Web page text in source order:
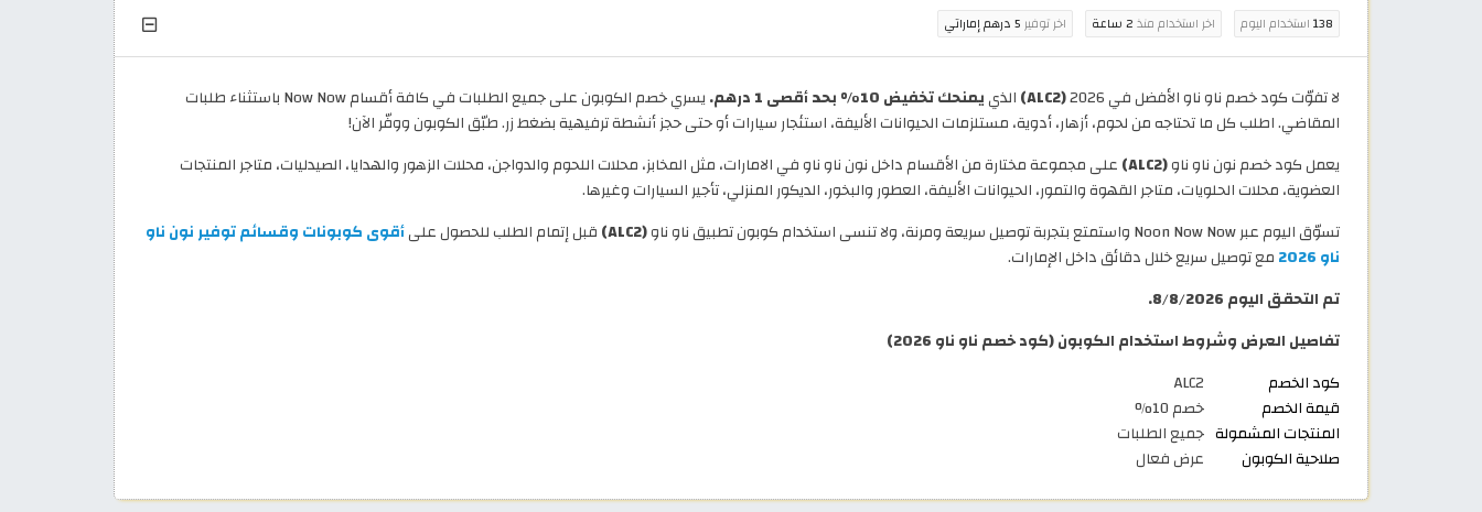
138استخدام اليوم اخر استخدام منذ2 ساعة اخر توفير5 درهم إماراتي
لا تفوّت كود خصم ناو ناو الأفضل في 2026 (ALC2) الذييمنحك تخفيض 10% بحد أقصى 1 درهم.
يسري خصم الكوبون على جميع الطلبات في كافة أقسام Now Now باستثناء طلبات
المقاضي. اطلب كل ما تحتاجه من لحوم، أزهار، أدوية، مستلزمات الحيوانات الأليفة، استئجار سيارات أو حتى حجز أنشطة ترفيهية بضغط زر. طبّق الكوبون ووفّر الآن!
يعمل كود خصم نون ناو ناو(ALC2)
على مجموعة مختارة من الأقسام داخل نون ناو ناو في الامارات، مثل المخابز، محلات اللحوم والدواجن، محلات الزهور والهدايا، الصيدليات، متاجر المنتجات
العضوية، محلات الحلويات، متاجر القهوة والتمور، الحيوانات الأليفة، العطور والبخور، الديكور المنزلي، تأجير السيارات وغيرها.
تسوّق اليوم عبر Noon Now Now واستمتع بتجربة توصيل سريعة ومرنة، ولا تنسى استخدام كوبون تطبيق ناو ناو
(ALC2) قبل إتمام الطلب للحصول علىأقوى كوبونات وقسائم توفير نون ناو
ناو 2026
مع توصيل سريع خلال دقائق داخل الإمارات.
تم التحقق اليوم 8/8/2026.
تفاصيل العرض وشروط استخدام الكوبون (كود خصم ناو ناو 2026)
كود الخصم
ALC2
قيمة الخصم
خصم 10%
المنتجات المشمولة جميع الطلبات
صلاحية الكوبون
عرض فعال